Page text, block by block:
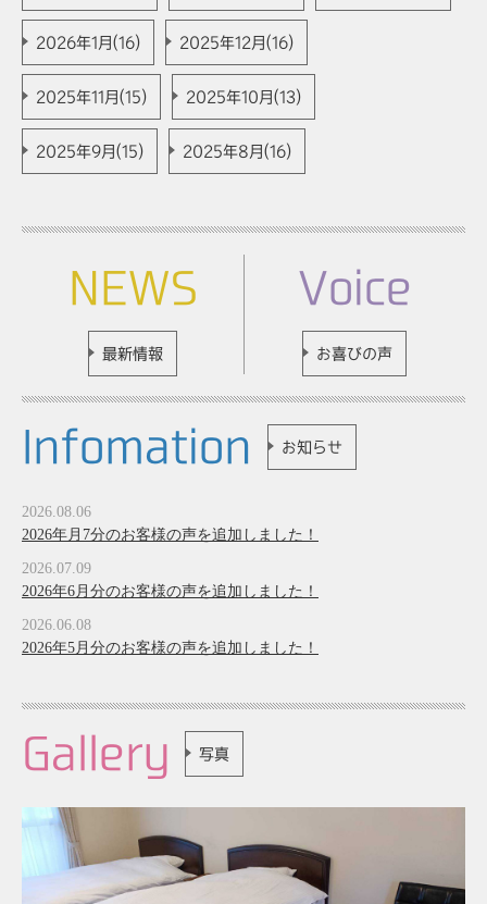
2026年1月(16) 2025年12月(16)
2025年11月(15) 2025年10月(13)
2025年9月(15) 2025年8月(16)
NEWS
最新情報
Voice
お喜びの声
Infomation お知らせ
2026.08.06
2026年月7分のお客様の声を追加しました！
2026.07.09
2026年6月分のお客様の声を追加しました！
2026.06.08
2026年5月分のお客様の声を追加しました！
Gallery 写真